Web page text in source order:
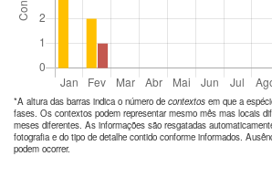
*A altura das barras indica o número de contextos em que a
fases. Os contextos podem representar mesmo mês mas locais
meses diferentes. As informações são resgatadas
fotografia e do tipo de detalhe contido conforme informados.
podem ocorrer.